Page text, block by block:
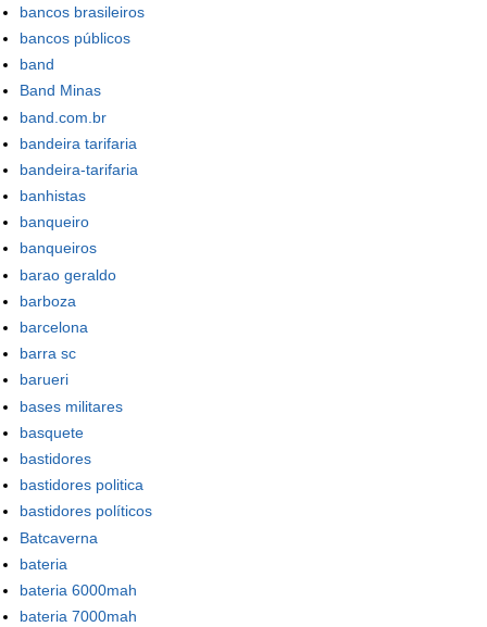
bancos brasileiros
bancos públicos
band
Band Minas
band.com.br
bandeira tarifaria
bandeira-tarifaria
banhistas
banqueiro
banqueiros
barao geraldo
barboza
barcelona
barra sc
barueri
bases militares
basquete
bastidores
bastidores politica
bastidores políticos
Batcaverna
bateria
bateria 6000mah
bateria 7000mah